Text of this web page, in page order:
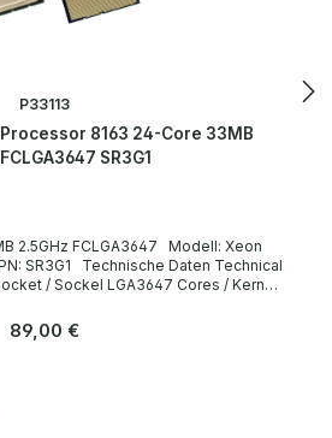
P33113
8163 24-Core 33MB
SR3G1
Regulärer Preis:
89,00 €